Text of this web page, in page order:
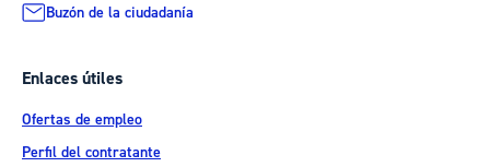
Buzón de la ciudadanía
Enlaces útiles
Ofertas de empleo
Perfil del contratante